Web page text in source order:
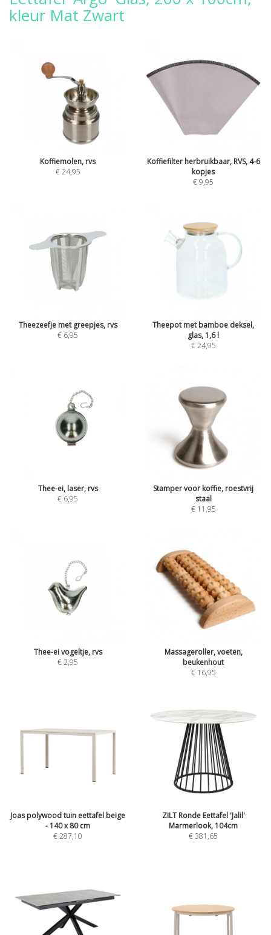
kleur Mat Zwart
Koffiemolen, rvs
€ 24,95
Koffiefilter herbruikbaar, RVS, 4-6
kopjes
€ 9,95
Theezeefje met greepjes, rvs
€ 6,95
Theepot met bamboe deksel,
glas, 1,6 l
€ 24,95
Thee-ei, laser, rvs
€ 6,95
Stamper voor koffie, roestvrij
staal
€ 11,95
Thee-ei vogeltje, rvs
€ 2,95
Massageroller, voeten,
beukenhout
€ 16,95
Joas polywood tuin eettafel beige
- 140 x 80 cm
€ 287,10
ZILT Ronde Eettafel 'Jalil'
Marmerlook, 104cm
€ 381,65